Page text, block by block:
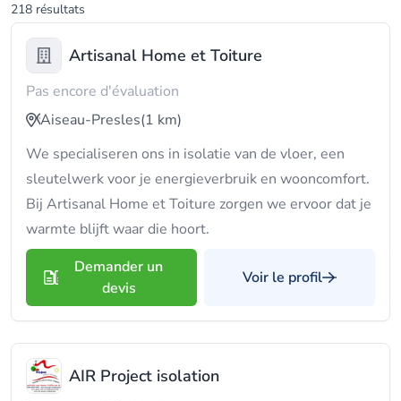
218 résultats
Artisanal Home et Toiture
Pas encore d'évaluation
Aiseau-Presles(1 km)
We specialiseren ons in isolatie van de vloer, een
sleutelwerk voor je energieverbruik en wooncomfort.
Bij Artisanal Home et Toiture zorgen we ervoor dat je
warmte blijft waar die hoort.
Demander un
devis
Voir le profil
AIR Project isolation